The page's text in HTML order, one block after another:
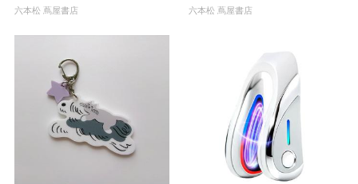
六本松 蔦屋書店 六本松 蔦屋書店